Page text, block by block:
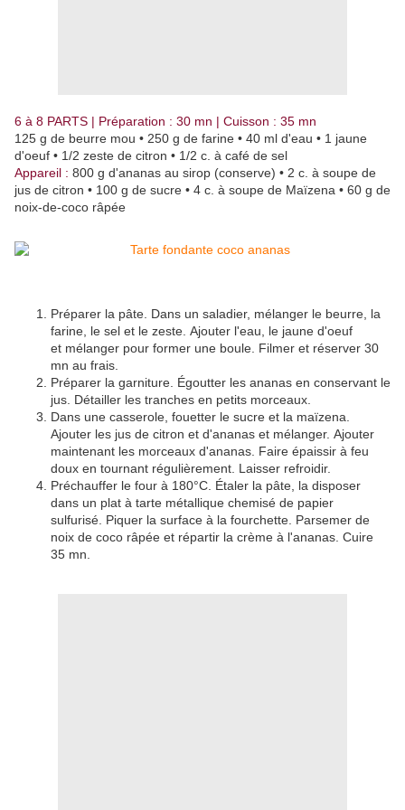
6 à 8 PARTS | Préparation : 30 mn | Cuisson : 35 mn
125 g de beurre mou • 250 g de farine • 40 ml d'eau • 1 jaune
d'oeuf • 1/2 zeste de citron • 1/2 c. à café de sel
Appareil : 800 g d'ananas au sirop (conserve) • 2 c. à soupe de
jus de citron • 100 g de sucre • 4 c. à soupe de Maïzena • 60 g de
noix-de-coco râpée
Préparer la pâte. Dans un saladier, mélanger le beurre, la
farine, le sel et le zeste. Ajouter l'eau, le jaune d'oeuf
et mélanger pour former une boule. Filmer et réserver 30
mn au frais.
Préparer la garniture. Égoutter les ananas en conservant le
jus. Détailler les tranches en petits morceaux.
Dans une casserole, fouetter le sucre et la maïzena.
Ajouter les jus de citron et d'ananas et mélanger. Ajouter
maintenant les morceaux d'ananas. Faire épaissir à feu
doux en tournant régulièrement. Laisser refroidir.
Préchauffer le four à 180°C. Étaler la pâte, la disposer
dans un plat à tarte métallique chemisé de papier
sulfurisé. Piquer la surface à la fourchette. Parsemer de
noix de coco râpée et répartir la crème à l'ananas. Cuire
35 mn.